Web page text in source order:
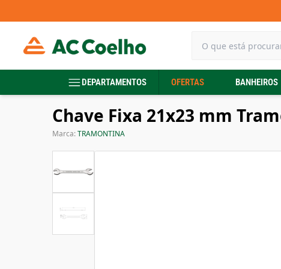
DEPARTAMENTOS OFERTAS BANHEIROS
Chave Fixa 21x23 mm
Marca:TRAMONTINA